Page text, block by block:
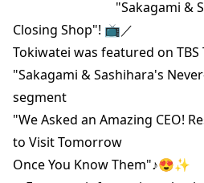
"Sakagami &
Closing Shop"! 📺️／
Tokiwatei was featured on TBS
"Sakagami & Sashihara's
segment
"We Asked an Amazing CEO!
to Visit Tomorrow
Once You Know Them"♪😍✨